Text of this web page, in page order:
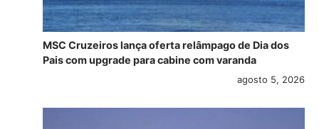
MSC Cruzeiros lança oferta relâmpago de Dia dos
Pais com upgrade para cabine com varanda
agosto 5, 2026